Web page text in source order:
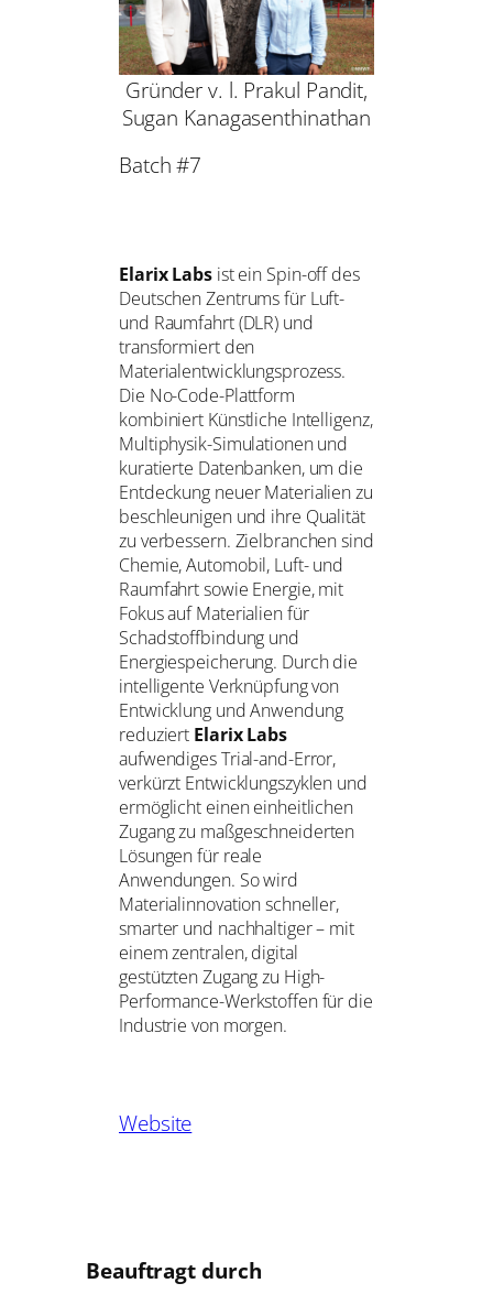
Gründer v. l. Prakul Pandit,
Sugan Kanagasenthinathan
Batch #7
Elarix Labsist ein Spin-off des
Deutschen Zentrums für Luft-
und Raumfahrt (DLR) und
transformiert den
Materialentwicklungsprozess.
Die No-Code-Plattform
kombiniert Künstliche Intelligenz,
Multiphysik-Simulationen und
kuratierte Datenbanken, um die
Entdeckung neuer Materialien zu
beschleunigen und ihre Qualität
zu verbessern. Zielbranchen sind
Chemie, Automobil, Luft- und
Raumfahrt sowie Energie, mit
Fokus auf Materialien für
Schadstoffbindung und
Energiespeicherung. Durch die
intelligente Verknüpfung von
Entwicklung und Anwendung
reduziert Elarix Labs
aufwendiges Trial-and-Error,
verkürzt Entwicklungszyklen und
ermöglicht einen einheitlichen
Zugang zu maßgeschneiderten
Lösungen für reale
Anwendungen. So wird
Materialinnovation schneller,
smarter und nachhaltiger – mit
einem zentralen, digital
gestützten Zugang zu High-
Performance-Werkstoffen für die
Industrie von morgen.
Website
Beauftragt durch